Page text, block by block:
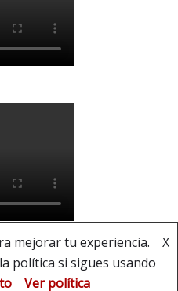
de Música de La
mejorar tu experiencia.
política si sigues usando
X
Ver política